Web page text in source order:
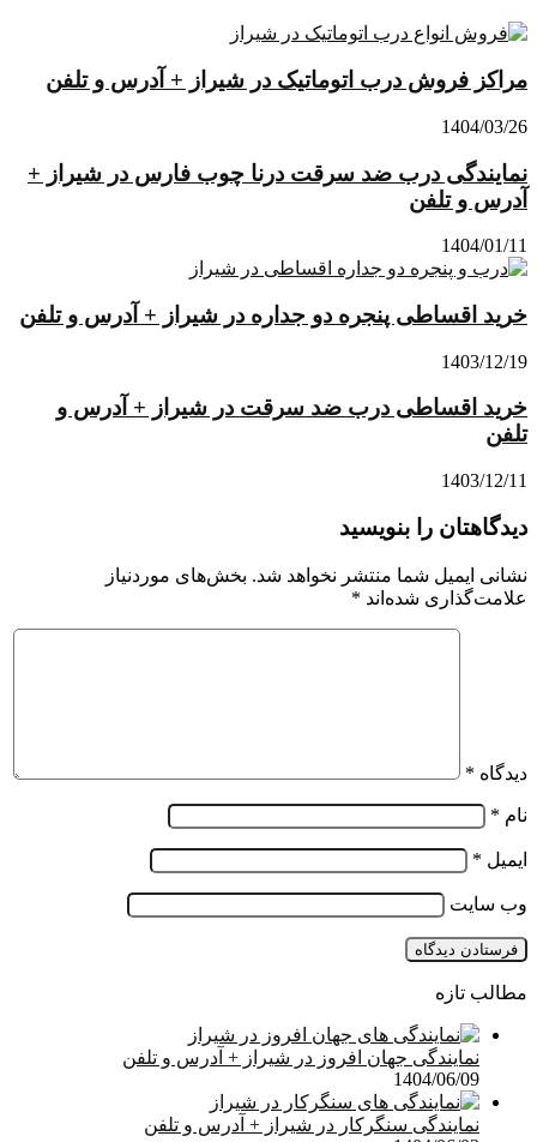
مراکز فروش درب اتوماتیک در شیراز + آدرس و تلفن
1404/03/26
نمایندگی درب ضد سرقت درنا چوب فارس در شیراز +
آدرس و تلفن
1404/01/11
خرید اقساطی پنجره دو جداره در شیراز + آدرس و تلفن
1403/12/19
خرید اقساطی درب ضد سرقت در شیراز + آدرس و
تلفن
1403/12/11
دیدگاهتان را بنویسید
نشانی ایمیل شما منتشر نخواهد شد. بخش‌های موردنیاز
علامت‌گذاری شده‌اند *
دیدگاه *
نام *
ایمیل *
وب‌ سایت
مطالب تازه
نمایندگی جهان افروز در شیراز + آدرس و تلفن
1404/06/09
نمایندگی سنگرکار در شیراز + آدرس و تلفن